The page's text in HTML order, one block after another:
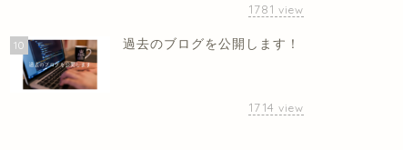
1781 view
10 過去のブログを公開します！
1714 view